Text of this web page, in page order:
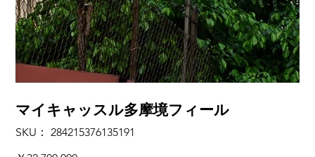
マイキャッスル多摩境フィール
SKU：
SKU：
284215376135191
284215376135191
価